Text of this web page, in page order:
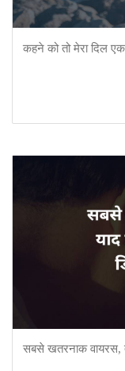
कहने को तो मेरा दिल
सबसे खतरनाक वायरस,